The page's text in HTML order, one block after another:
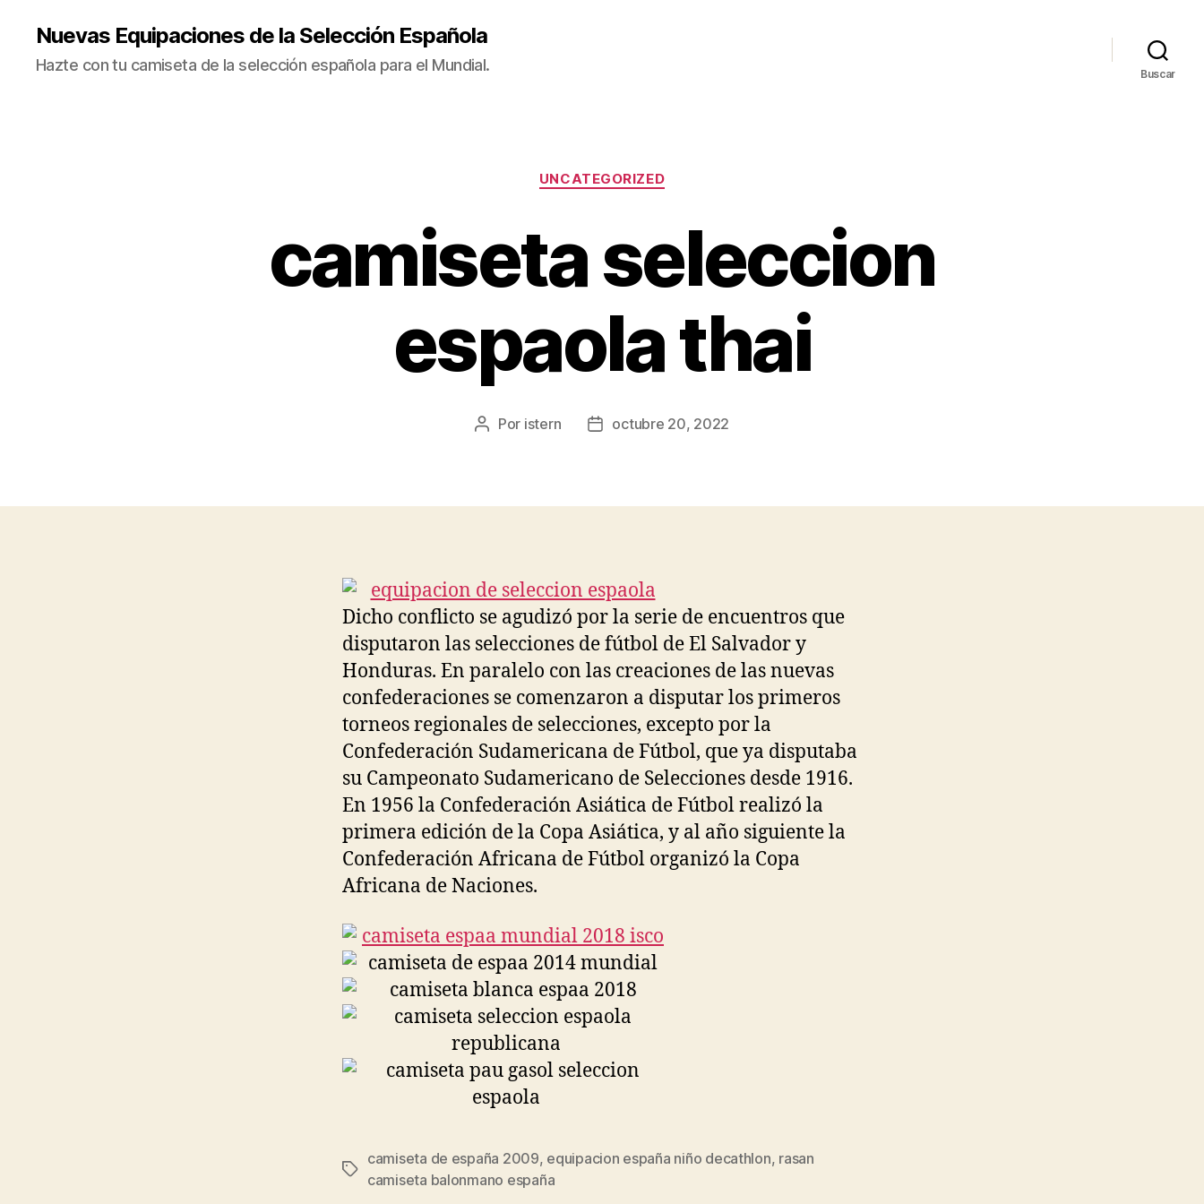
Nuevas Equipaciones de la Selección Española
Hazte con tu camiseta de la selección española para el Mundial. Buscar
Categorías
UNCATEGORIZED
camiseta seleccion
espaola thai
Autor
Por istern
Fechaoctubre 20, 2022
Dicho conflicto se agudizó por la serie de encuentros que
disputaron las selecciones de fútbol de El Salvador y
Honduras. En paralelo con las creaciones de las nuevas
confederaciones se comenzaron a disputar los primeros
torneos regionales de selecciones, excepto por la
Confederación Sudamericana de Fútbol, que ya disputaba
su Campeonato Sudamericano de Selecciones desde 1916.
En 1956 la Confederación Asiática de Fútbol realizó la
primera edición de la Copa Asiática, y al año siguiente la
Confederación Africana de Fútbol organizó la Copa
Africana de Naciones.
Etiquetas
camiseta de españa 2009, equipacion españa niño decathlon, rasan
camiseta balonmano españa